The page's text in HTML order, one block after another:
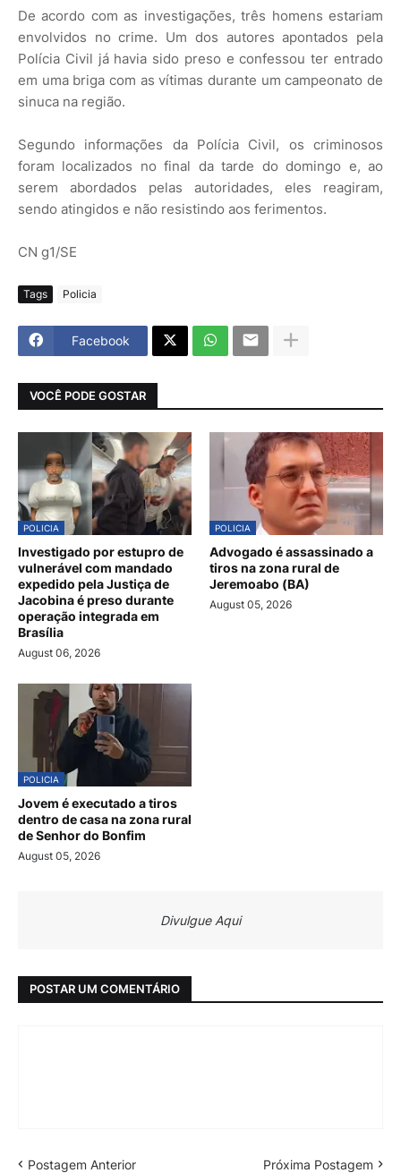
De acordo com as investigações, três homens estariam
envolvidos no crime. Um dos autores apontados pela
Polícia Civil já havia sido preso e confessou ter entrado
em uma briga com as vítimas durante um campeonato de
sinuca na região.
Segundo informações da Polícia Civil, os criminosos
foram localizados no final da tarde do domingo e, ao
serem abordados pelas autoridades, eles reagiram,
sendo atingidos e não resistindo aos ferimentos.
CN g1/SE
Tags Policia
Facebook
VOCÊ PODE GOSTAR
POLICIA
Investigado por estupro de
vulnerável com mandado
expedido pela Justiça de
Jacobina é preso durante
operação integrada em
Brasília
August 06, 2026
POLICIA
Advogado é assassinado a
tiros na zona rural de
Jeremoabo (BA)
August 05, 2026
POLICIA
Jovem é executado a tiros
dentro de casa na zona rural
de Senhor do Bonfim
August 05, 2026
Divulgue Aqui
POSTAR UM COMENTÁRIO
Postagem Anterior Próxima Postagem